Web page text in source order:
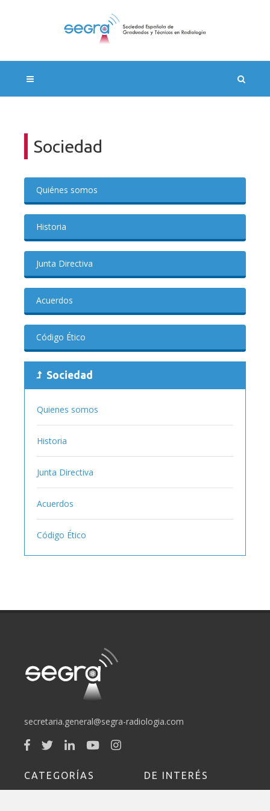
Sociedad
Quienes somos
Historia
Junta Directiva
Acuerdos
Código Ético
Sociedad
Quiénes somos
Historia
Junta Directiva
Acuerdos
Código Ético
secretaria.general@segra-radiologia.com
CATEGORÍAS DE INTERÉS